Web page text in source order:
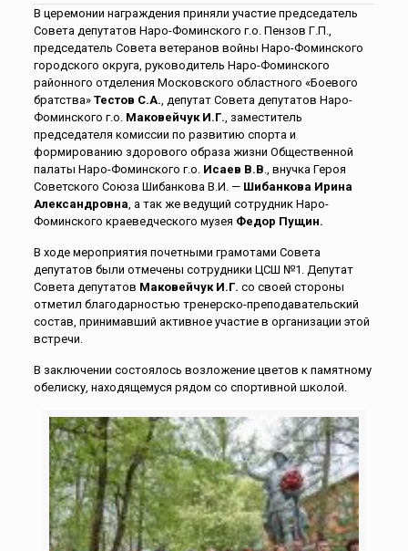
В церемонии награждения приняли участие председатель
Совета депутатов Наро-Фоминского г.о. Пензов Г.П.,
председатель Совета ветеранов войны Наро-Фоминского
городского округа, руководитель Наро-Фоминского
районного отделения Московского областного «Боевого
братства» Тестов С.А., депутат Совета депутатов Наро-
Фоминского г.о. Маковейчук И.Г., заместитель
председателя комиссии по развитию спорта и
формированию здорового образа жизни Общественной
палаты Наро-Фоминского г.о. Исаев В.В., внучка Героя
Советского Союза Шибанкова В.И. — Шибанкова Ирина
Александровна, а так же ведущий сотрудник Наро-
Фоминского краеведческого музея Федор Пущин.
В ходе мероприятия почетными грамотами Совета
депутатов были отмечены сотрудники ЦСШ №1. Депутат
Совета депутатов Маковейчук И.Г. со своей стороны
отметил благодарностью тренерско-преподавательский
состав, принимавший активное участие в организации этой
встречи.
В заключении состоялось возложение цветов к памятному
обелиску, находящемуся рядом со спортивной школой.